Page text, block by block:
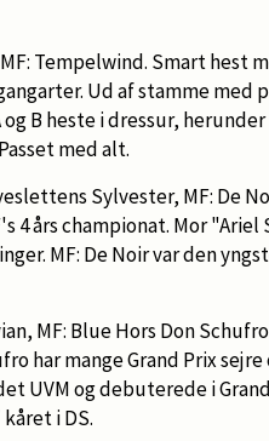
Tempelwind. Smart hest
Ud af stamme
B heste i dressur,
med alt.
Sylvester, MF: De
4 års championat. Mor
MF: De Noir var den
MF: Blue Hors Don
har mange Grand Prix sejre
UVM og debuterede i
i DS.